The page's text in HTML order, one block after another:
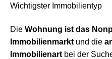
Wichtigster Immobilientyp
Die Wohnung ist das
Immobilienmarkt und die
Immobilienart bei der